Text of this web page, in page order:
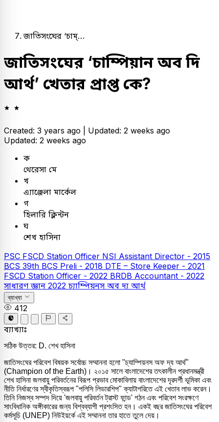
জাতিসংঘের ‘চাম্…
জাতিসংঘের ‘চাম্পিয়ান অব দি
আর্থ’ খেতার প্রাপ্ত কে?
Created: 3 years ago | Updated: 2 weeks ago
Updated: 2 weeks ago
ক
থেরেসা মে
খ
এ্যাঞ্জেলা মার্কেল
গ
হিলারি ক্লিন্টন
ঘ
শেখ হাসিনা
PSC FSCD Station Officer NSI Assistant Director - 2015
BCS 39th BCS Preli - 2018 DTE – Store Keeper - 2021
FSCD Station Officer - 2022 BRDB Accountant - 2022
সাধারণ জ্ঞান 2022 চ্যাম্পিয়নস অব দ্য আর্থ
ব্যাখ্যা
412
ব্যাখ্যাঃ
সঠিক উত্তর: D. শেখ হাসিনা
জাতিসংঘের পরিবেশ বিষয়ক সর্বোচ্চ সম্মাননা হলো "চ্যাম্পিয়নস অফ দ্য আর্থ"
(Champion of the Earth)। ২০১৫ সালে বাংলাদেশের তৎকালীন প্রধানমন্ত্রী
শেখ হাসিনা জলবায়ু পরিবর্তনের বিরূপ প্রভাব মোকাবিলায় বাংলাদেশের দূরদর্শী ভূমিকা এবং
নীতি নির্ধারণের স্বীকৃতিস্বরূপ "পলিসি লিডারশিপ" ক্যাটাগরিতে এই খেতাব লাভ করেন।
তিনি নিজস্ব সম্পদ দিয়ে 'জলবায়ু পরিবর্তন ট্রাস্ট ফান্ড' গঠন এবং পরিবেশ সংরক্ষণে
সাংবিধানিক অঙ্গীকারের জন্য বিশ্বব্যাপী প্রশংসিত হন। একই বছর জাতিসংঘের পরিবেশ
কর্মসূচি (UNEP) নিউইয়র্কে এই সম্মাননা তার হাতে তুলে দেয়।